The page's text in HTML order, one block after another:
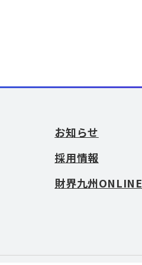
お知らせ
採用情報
財界九州ONLINE